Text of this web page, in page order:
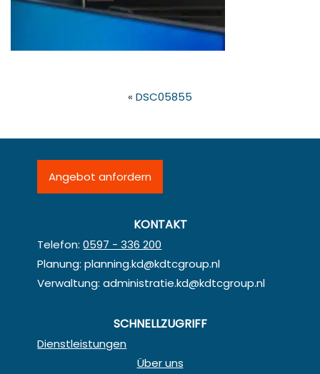
« DSC05855
Angebot anfordern
KONTAKT
Telefon:0597 - 336 200
Planung:planning.kd@kdtcgroup.nl
Verwaltung:administratie.kd@kdtcgroup.nl
SCHNELLZUGRIFF
Dienstleistungen
Über uns